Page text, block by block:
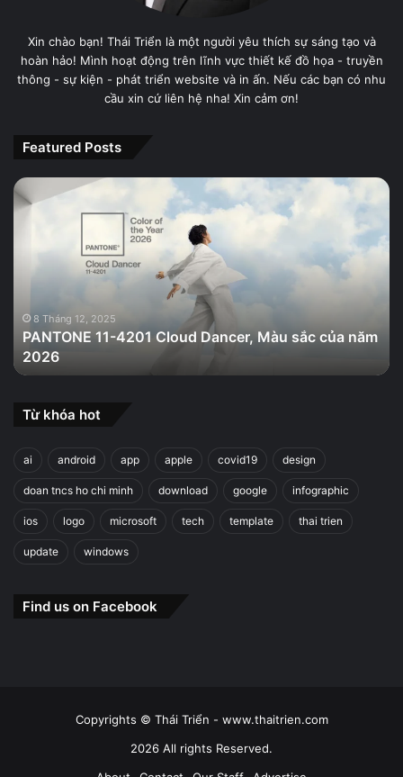
Xin chào bạn! Thái Triển là một người yêu thích sự sáng tạo và
hoàn hảo! Mình hoạt động trên lĩnh vực thiết kế đồ họa - truyền
thông - sự kiện - phát triển website và in ấn. Nếu các bạn có nhu
cầu xin cứ liên hệ nha! Xin cảm ơn!
Featured Posts
PANTONE
11-
Màu
của
năm
2026
8 Tháng 12, 2025
PANTONE 11-4201 Cloud Dancer, Màu sắc của năm
2026
Từ khóa hot
ai android app apple covid19 design
doan tncs ho chi minh download google infographic
ios logo microsoft tech template thai trien
update windows
Find us on Facebook
Copyrights © Thái Triển - www.thaitrien.com
2026 All rights Reserved.